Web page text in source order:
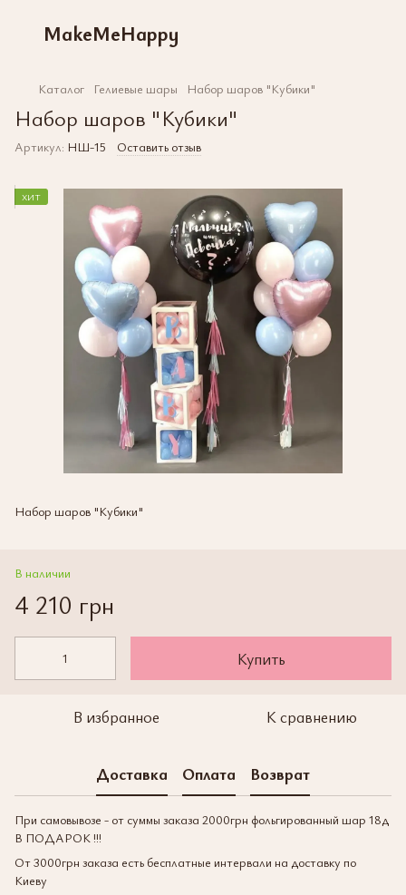
MakeMeHappy
Каталог Гелиевые шары Набор шаров "Кубики"
Набор шаров "Кубики"
Артикул: НШ-15 Оставить отзыв
ХИТ
Набор шаров "Кубики"
В наличии
4 210 грн
Купить
В избранное К сравнению
Доставка Оплата Возврат
При самовывозе - от суммы заказа 2000грн фольгированный шар 18д
В ПОДАРОК !!!
От 3000грн заказа есть бесплатные интервали на доставку по
Киеву